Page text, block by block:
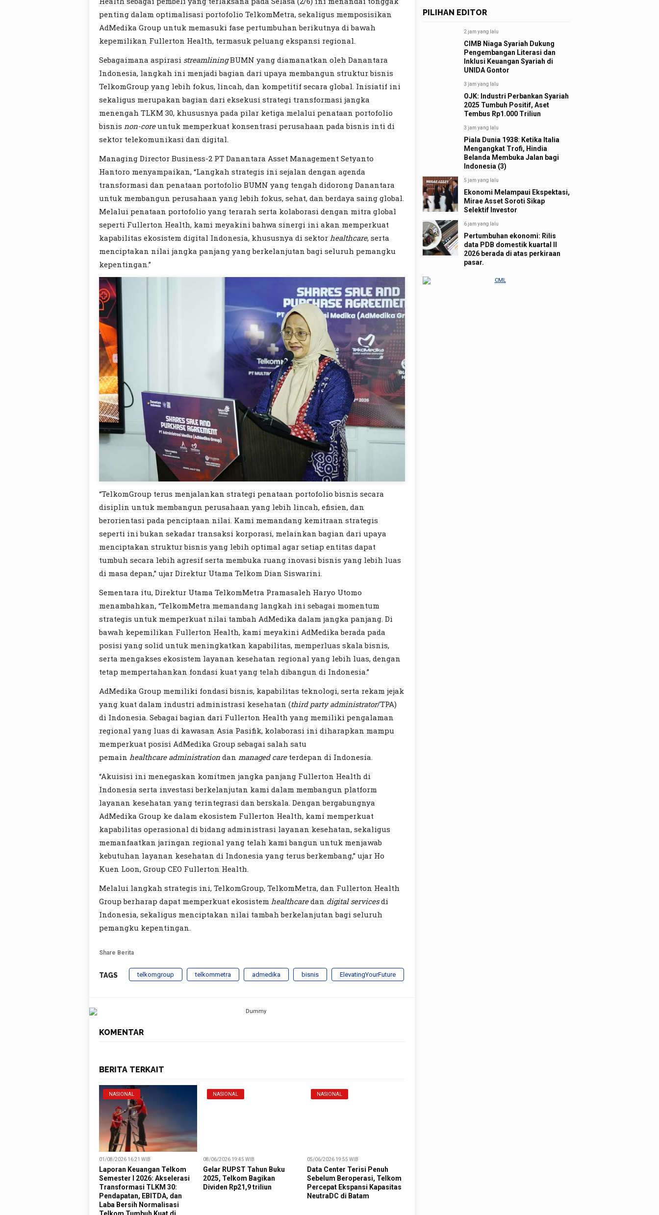
penting dalam optimalisasi portofolio TelkomMetra, sekaligus memposisikan
AdMedika Group untuk memasuki fase pertumbuhan berikutnya di bawah
kepemilikan Fullerton Health, termasuk peluang ekspansi regional.
Sebagaimana aspirasi streamliningBUMN yang diamanatkan oleh Danantara
Indonesia, langkah ini menjadi bagian dari upaya membangun struktur bisnis
TelkomGroup yang lebih fokus, lincah, dan kompetitif secara global. Inisiatif ini
sekaligus merupakan bagian dari eksekusi strategi transformasi jangka
menengah TLKM 30, khususnya pada pilar ketiga melalui penataan portofolio
bisnis non-coreuntuk memperkuat konsentrasi perusahaan pada bisnis inti di
sektor telekomunikasi dan digital.
Managing Director Business-2 PT Danantara Asset Management Setyanto
Hantoro menyampaikan, “Langkah strategis ini sejalan dengan agenda
transformasi dan penataan portofolio BUMN yang tengah didorong Danantara
untuk membangun perusahaan yang lebih fokus, sehat, dan berdaya saing global.
Melalui penataan portofolio yang terarah serta kolaborasi dengan mitra global
seperti Fullerton Health, kami meyakini bahwa sinergi ini akan memperkuat
kapabilitas ekosistem digital Indonesia, khususnya di sektor healthcare, serta
menciptakan nilai jangka panjang yang berkelanjutan bagi seluruh pemangku
kepentingan.”
“TelkomGroup terus menjalankan strategi penataan portofolio bisnis secara
disiplin untuk membangun perusahaan yang lebih lincah, efisien, dan
berorientasi pada penciptaan nilai. Kami memandang kemitraan strategis
seperti ini bukan sekadar transaksi korporasi, melainkan bagian dari upaya
menciptakan struktur bisnis yang lebih optimal agar setiap entitas dapat
tumbuh secara lebih agresif serta membuka ruang inovasi bisnis yang lebih luas
di masa depan,” ujar Direktur Utama Telkom Dian Siswarini.
Sementara itu, Direktur Utama TelkomMetra Pramasaleh Haryo Utomo
menambahkan, “TelkomMetra memandang langkah ini sebagai momentum
strategis untuk memperkuat nilai tambah AdMedika dalam jangka panjang. Di
bawah kepemilikan Fullerton Health, kami meyakini AdMedika berada pada
posisi yang solid untuk meningkatkan kapabilitas, memperluas skala bisnis,
serta mengakses ekosistem layanan kesehatan regional yang lebih luas, dengan
tetap mempertahankan fondasi kuat yang telah dibangun di Indonesia.”
AdMedika Group memiliki fondasi bisnis, kapabilitas teknologi, serta rekam jejak
yang kuat dalam industri administrasi kesehatan (third party administrator/TPA)
di Indonesia. Sebagai bagian dari Fullerton Health yang memiliki pengalaman
regional yang luas di kawasan Asia Pasifik, kolaborasi ini diharapkan mampu
memperkuat posisi AdMedika Group sebagai salah satu
pemain healthcare administration dan managed careterdepan di Indonesia.
“Akuisisi ini menegaskan komitmen jangka panjang Fullerton Health di
Indonesia serta investasi berkelanjutan kami dalam membangun platform
layanan kesehatan yang terintegrasi dan berskala. Dengan bergabungnya
AdMedika Group ke dalam ekosistem Fullerton Health, kami memperkuat
kapabilitas operasional di bidang administrasi layanan kesehatan, sekaligus
memanfaatkan jaringan regional yang telah kami bangun untuk menjawab
kebutuhan layanan kesehatan di Indonesia yang terus berkembang,” ujar Ho
Kuen Loon, Group CEO Fullerton Health.
Melalui langkah strategis ini, TelkomGroup, TelkomMetra, dan Fullerton Health
Group berharap dapat memperkuat ekosistem healthcaredan digital servicesdi
Indonesia, sekaligus menciptakan nilai tambah berkelanjutan bagi seluruh
pemangku kepentingan.
Share Berita
TAGS telkomgroup telkommetra admedika bisnis ElevatingYourFuture
KOMENTAR
BERITA TERKAIT
NASIONAL
01/08/2026 16:21 WIB
Laporan Keuangan Telkom
Semester I 2026: Akselerasi
Transformasi TLKM 30:
Pendapatan, EBITDA, dan
Laba Bersih Normalisasi
NASIONAL
08/06/2026 19:45 WIB
Gelar RUPST Tahun Buku
2025, Telkom Bagikan
Dividen Rp21,9 triliun
NASIONAL
05/06/2026 19:55 WIB
Data Center Terisi Penuh
Sebelum Beroperasi, Telkom
Percepat Ekspansi Kapasitas
NeutraDC di Batam
PILIHAN EDITOR
2 jam yang lalu
CIMB Niaga Syariah Dukung
Pengembangan Literasi dan
Inklusi Keuangan Syariah di
UNIDA Gontor
3 jam yang lalu
OJK: Industri Perbankan Syariah
2025 Tumbuh Positif, Aset
Tembus Rp1.000 Triliun
3 jam yang lalu
Piala Dunia 1938: Ketika Italia
Mengangkat Trofi, Hindia
Belanda Membuka Jalan bagi
Indonesia (3)
5 jam yang lalu
Ekonomi Melampaui Ekspektasi,
Mirae Asset Soroti Sikap
Selektif Investor
6 jam yang lalu
Pertumbuhan ekonomi: Rilis
data PDB domestik kuartal II
2026 berada di atas perkiraan
pasar.